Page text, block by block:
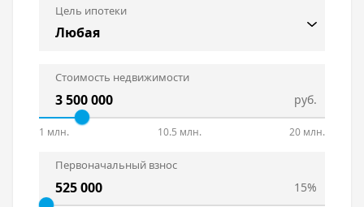
Цель ипотеки
Стоимость недвижимости
руб.
1 млн. 10.5 млн. 20 млн.
Первоначальный взнос
15%